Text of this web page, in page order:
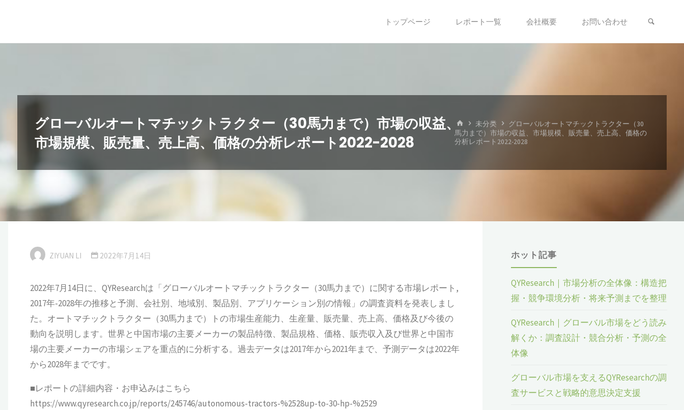
プ
トップページ レポート一覧 会社概要 お問い合わせ
グローバルオートマチックトラクター（30馬力まで）市場の収益、
市場規模、販売量、売上高、価格の分析レポート2022-2028
ホ
ー
ム
未分类
グローバルオートマチックトラクター（30
馬力まで）市場の収益、市場規模、販売量、売上高、価格の
分析レポート2022-2028
ZIYUAN LI 2022年7月14日
2022年7月14日に、QYResearchは「グローバルオートマチックトラクター（30馬力まで）に関する市場レポート,
2017年-2028年の推移と予測、会社別、地域別、製品別、アプリケーション別の情報」の調査資料を発表しまし
た。オートマチックトラクター（30馬力まで）トの市場生産能力、生産量、販売量、売上高、価格及び今後の
動向を説明します。世界と中国市場の主要メーカーの製品特徴、製品規格、価格、販売収入及び世界と中国市
場の主要メーカーの市場シェアを重点的に分析する。過去データは2017年から2021年まで、予測データは2022年
から2028年までです。
■レポートの詳細内容・お申込みはこちら
https://www.qyresearch.co.jp/reports/245746/autonomous-tractors-%2528up-to-30-hp-%2529
ホット記事
QYResearch｜市場分析の全体像：構造把
握・競争環境分析・将来予測までを整理
QYResearch｜グローバル市場をどう読み
解くか：調査設計・競合分析・予測の全
体像
グローバル市場を支えるQYResearchの調
査サービスと戦略的意思決定支援